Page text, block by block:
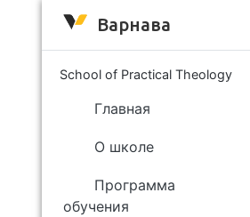
Варнава
School of Practical Theology
Главная
О школе
Программа
обучения